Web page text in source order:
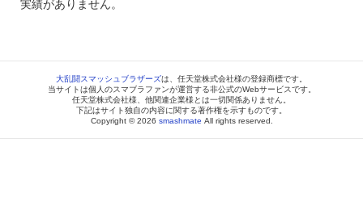
実績がありません。
大乱闘スマッシュブラザーズは、任天堂株式会社様の登録商標です。
当サイトは個人のスマブラファンが運営する非公式のWebサービスです。
任天堂株式会社様、他関連企業様とは一切関係ありません。
下記はサイト独自の内容に関する著作権を示すものです。
Copyright © 2026 smashmate All rights reserved.